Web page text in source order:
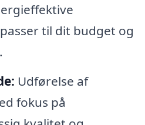
til dit budget og
Udførelse af
fokus på